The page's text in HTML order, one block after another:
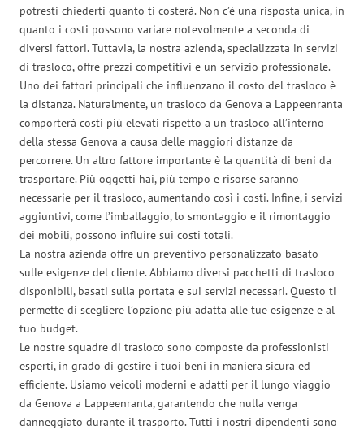
potresti chiederti quanto ti costerà. Non c’è una risposta unica, in
quanto i costi possono variare notevolmente a seconda di
diversi fattori. Tuttavia, la nostra azienda, specializzata in servizi
di trasloco, offre prezzi competitivi e un servizio professionale.
Uno dei fattori principali che influenzano il costo del trasloco è
la distanza. Naturalmente, un trasloco da Genova a Lappeenranta
comporterà costi più elevati rispetto a un trasloco all’interno
della stessa Genova a causa delle maggiori distanze da
percorrere. Un altro fattore importante è la quantità di beni da
trasportare. Più oggetti hai, più tempo e risorse saranno
necessarie per il trasloco, aumentando così i costi. Infine, i servizi
aggiuntivi, come l’imballaggio, lo smontaggio e il rimontaggio
dei mobili, possono influire sui costi totali.
La nostra azienda offre un preventivo personalizzato basato
sulle esigenze del cliente. Abbiamo diversi pacchetti di trasloco
disponibili, basati sulla portata e sui servizi necessari. Questo ti
permette di scegliere l’opzione più adatta alle tue esigenze e al
tuo budget.
Le nostre squadre di trasloco sono composte da professionisti
esperti, in grado di gestire i tuoi beni in maniera sicura ed
efficiente. Usiamo veicoli moderni e adatti per il lungo viaggio
da Genova a Lappeenranta, garantendo che nulla venga
danneggiato durante il trasporto. Tutti i nostri dipendenti sono